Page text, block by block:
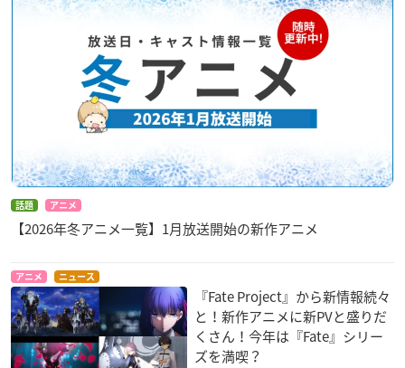
話題 アニメ
【2026年冬アニメ一覧】1月放送開始の新作アニメ
アニメ ニュース
『Fate Project』から新情報続々
と！新作アニメに新PVと盛りだ
くさん！今年は『Fate』シリー
ズを満喫？